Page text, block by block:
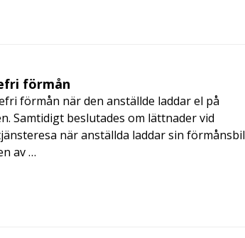
förmån
förmån när den anställde laddar el på
Samtidigt beslutades om lättnader vid
när anställda laddar sin förmånsbil
av …